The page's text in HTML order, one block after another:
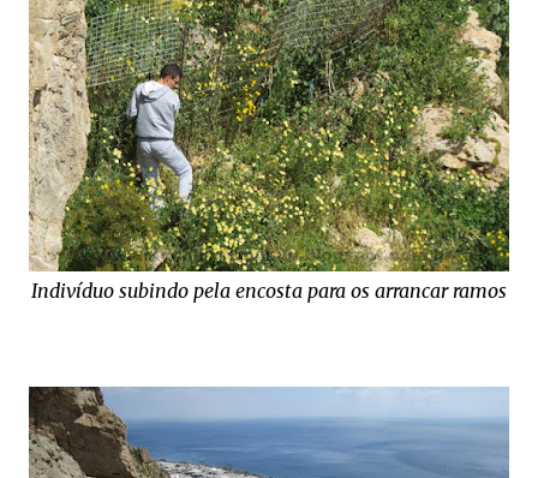
Indivíduo subindo pela encosta para os arrancar ramos